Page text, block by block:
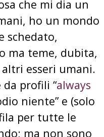
che mi dia un
ho un mondo
schedato,
ma teme, dubita,
esseri umani.
da profili “always
niente” e (solo
per tutte le
ma non sono